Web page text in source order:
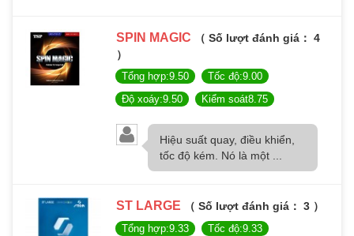
SPIN MAGIC （ Số lượt đánh giá： 4
）
Tổng hợp:9.50
Tốc độ:9.00
Độ xoáy:9.50
Kiểm soát8.75
Hiệu suất quay, điều khiển,
tốc độ kém. Nó là một ...
ST LARGE （ Số lượt đánh giá： 3 ）
Tổng hợp:9.33
Tốc độ:9.33